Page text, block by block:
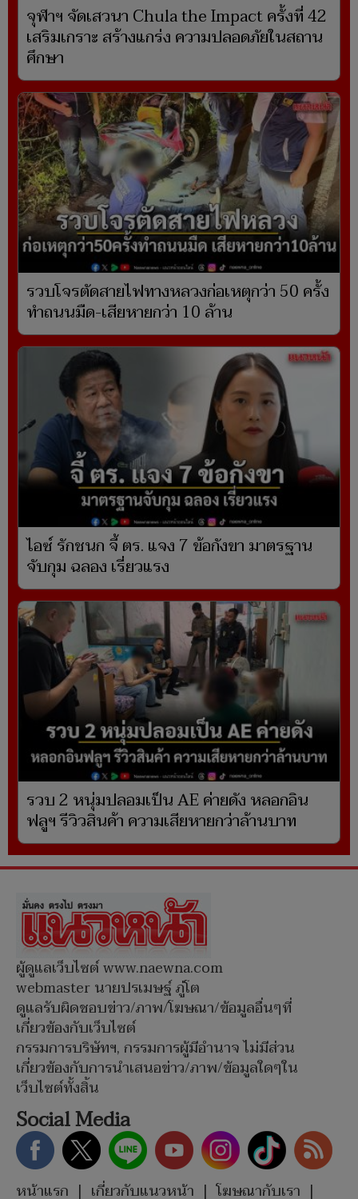
จุฬาฯ จัดเสวนา Chula the Impact ครั้งที่ 42
เสริมเกราะ สร้างแกร่ง ความปลอดภัยในสถาน
ศึกษา
รวบโจรตัดสายไฟทางหลวงก่อเหตุกว่า 50 ครั้ง
ทำถนนมืด-เสียหายกว่า 10 ล้าน
ไอซ์ รักชนก จี้ ตร. แจง 7 ข้อกังขา มาตรฐาน
จับกุม ฉลอง เรี่ยวแรง
รวบ 2 หนุ่มปลอมเป็น AE ค่ายดัง หลอกอิน
ฟลูฯ รีวิวสินค้า ความเสียหายกว่าล้านบาท
ผู้ดูแลเว็บไซต์ www.naewna.com
webmaster นายปรเมษฐ์ ภู่โต
ดูแลรับผิดชอบข่าว/ภาพ/โฆษณา/ข้อมูลอื่นๆที่
เกี่ยวข้องกับเว็บไซต์
กรรมการบริษัทฯ, กรรมการผู้มีอำนาจ ไม่มีส่วน
เกี่ยวข้องกับการนำเสนอข่าว/ภาพ/ข้อมูลใดๆใน
เว็บไซต์ทั้งสิ้น
Social Media
หน้าแรก | เกี่ยวกับแนวหน้า | โฆษณากับเรา |